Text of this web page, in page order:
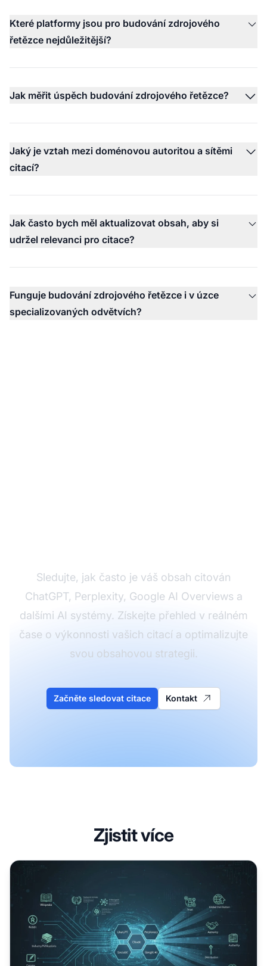
Které platformy jsou pro budování zdrojového
řetězce nejdůležitější?
Jak měřit úspěch budování zdrojového řetězce?
Jaký je vztah mezi doménovou autoritou a sítěmi
citací?
Jak často bych měl aktualizovat obsah, aby si
udržel relevanci pro citace?
Funguje budování zdrojového řetězce i v úzce
specializovaných odvětvích?
Sledujte, jak často je váš obsah citován
ChatGPT, Perplexity, Google AI Overviews a
dalšími AI systémy. Získejte přehled v reálném
čase o výkonnosti vašich citací a optimalizujte
svou obsahovou strategii.
Začněte sledovat citace Kontakt
Zjistit více
Seedování autoritativních zdrojů